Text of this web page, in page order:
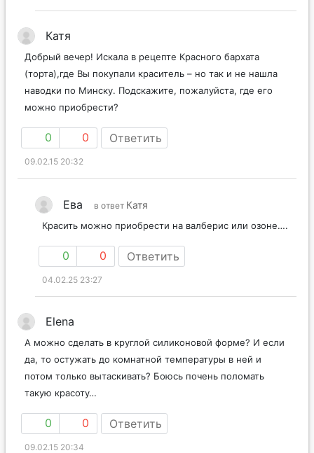
Катя
Добрый вечер! Искала в рецепте Красного бархата
(торта),где Вы покупали краситель – но так и не нашла
наводки по Минску. Подскажите, пожалуйста, где его
можно приобрести?
0 0 Ответить
09.02.15 20:32
Ева в ответ Катя
Красить можно приобрести на валберис или озоне….
0 0 Ответить
04.02.25 23:27
Elena
А можно сделать в круглой силиконовой форме? И если
да, то остужать до комнатной температуры в ней и
потом только вытаскивать? Боюсь почень поломать
такую красоту…
0 0 Ответить
09.02.15 20:34